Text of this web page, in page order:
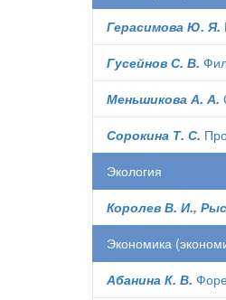
Герасимова Ю. Я.
Гусейнов С. В.
Меньшикова А. А.
Сорокина Т. С.
Экология
Королев В. И.,
Экономика
Абанина К. В.